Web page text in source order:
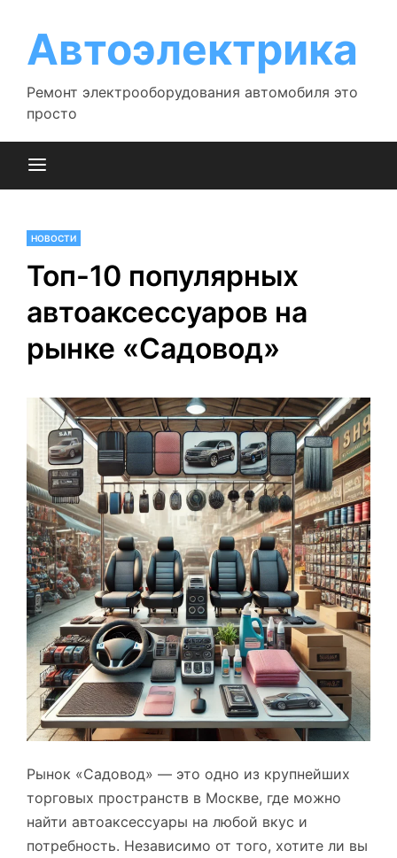
содержимому
Автоэлектрика
Ремонт электрооборудования автомобиля это
просто
НОВОСТИ
Топ-10 популярных
автоаксессуаров на
рынке «Садовод»
Рынок «Садовод» — это одно из крупнейших
торговых пространств в Москве, где можно
найти автоаксессуары на любой вкус и
потребность. Независимо от того, хотите ли вы